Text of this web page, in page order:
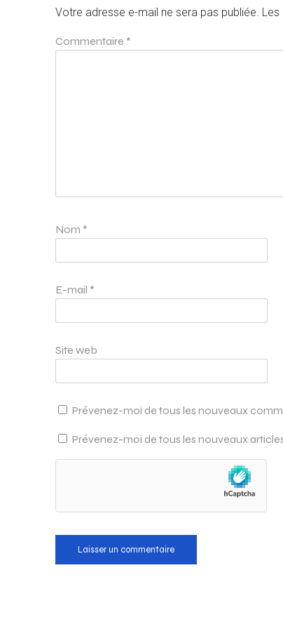
Votre adresse e-mail ne sera pas publiée.
Commentaire *
Nom *
E-mail *
Site web
Prévenez-moi de tous les nouveaux
Prévenez-moi de tous les nouveaux